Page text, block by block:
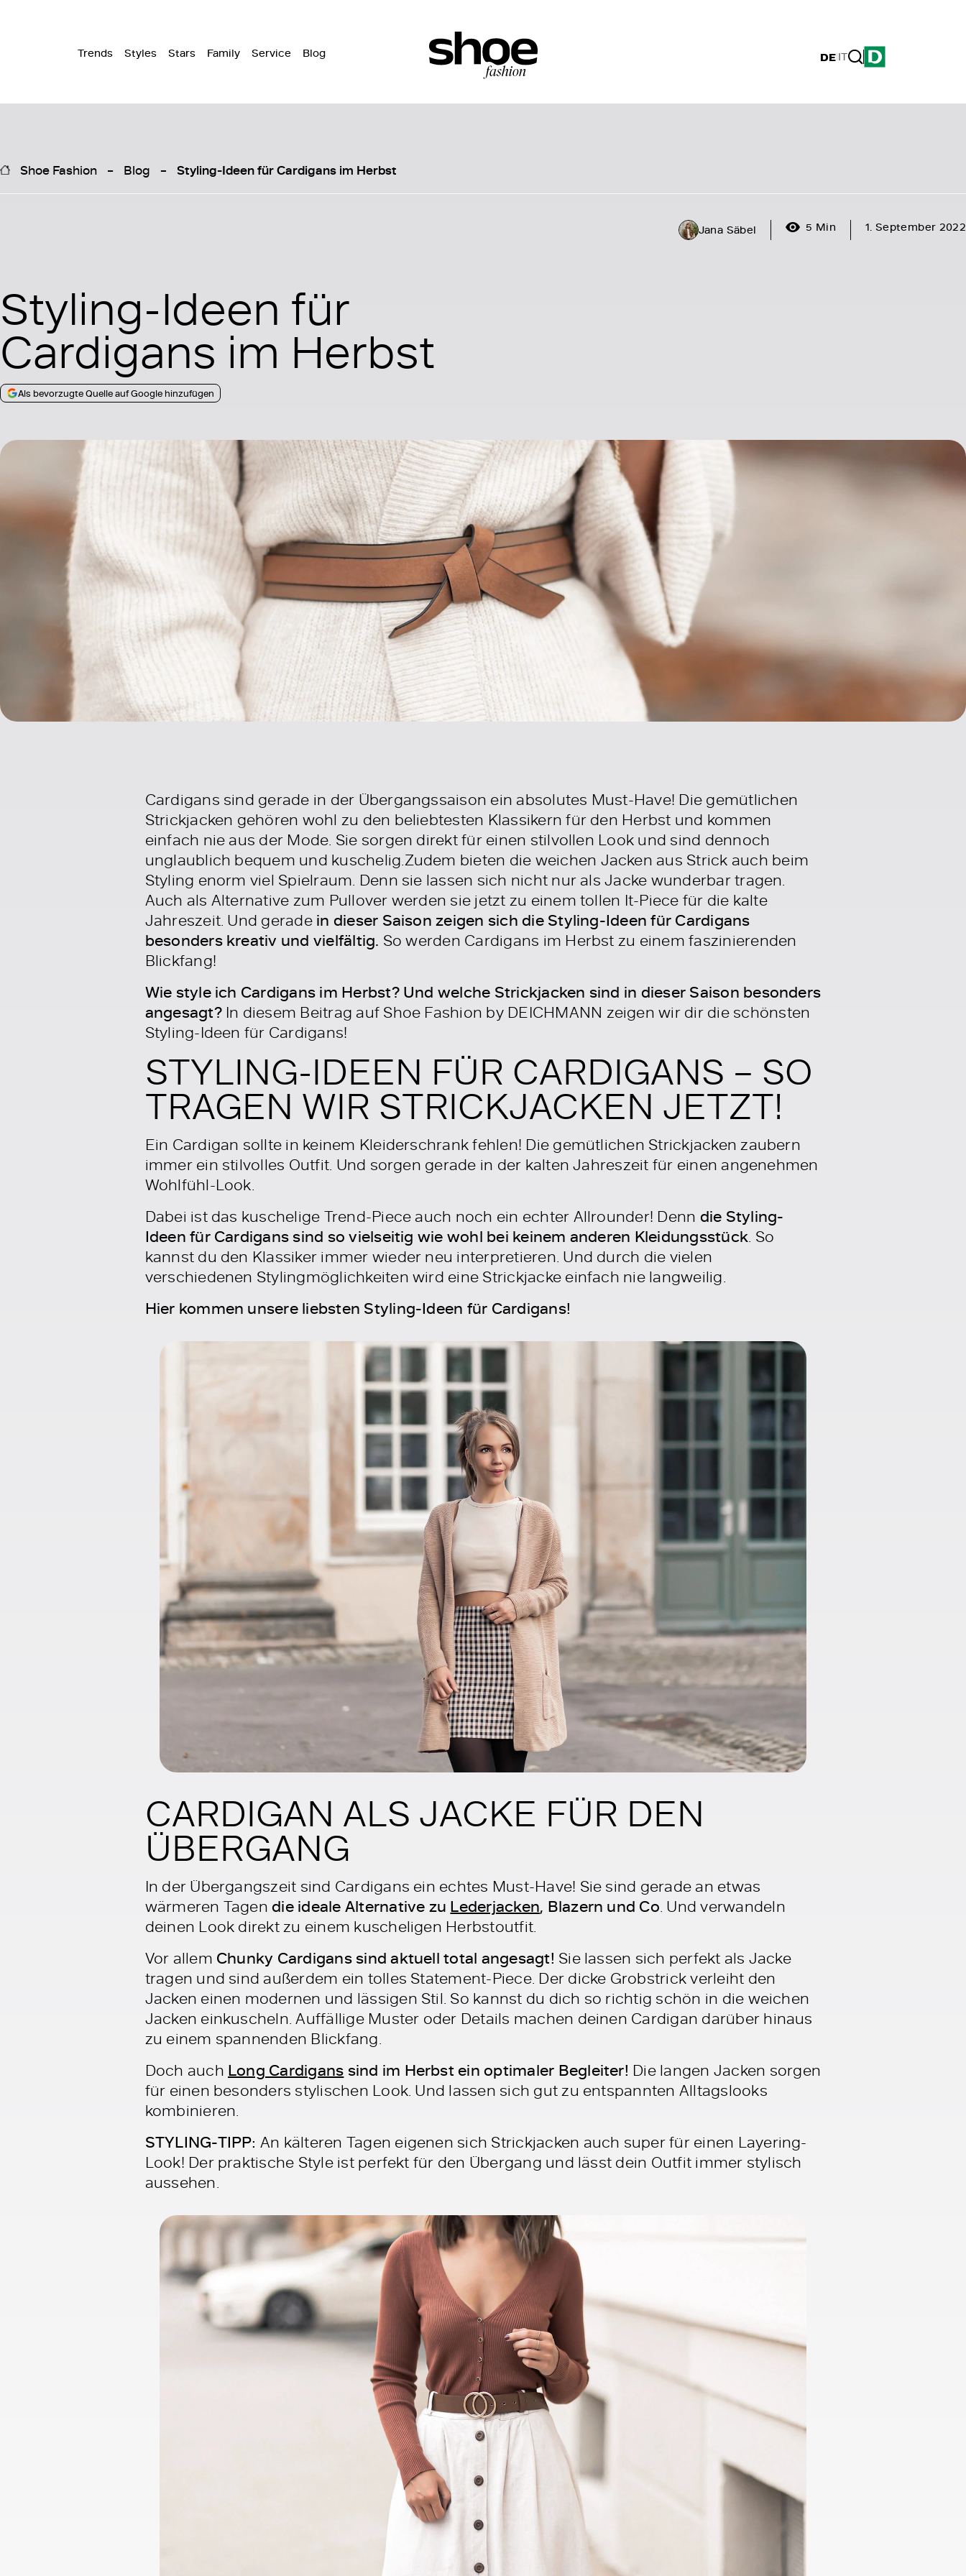
Trends Styles Stars Family Service Blog DE|IT
Shoe Fashion Blog Styling-Ideen für Cardigans im Herbst
Jana Säbel 5 Min 1. September 2022
Styling-Ideen für
Cardigans im Herbst
Als bevorzugte Quelle auf Google hinzufügen
Cardigans sind gerade in der Übergangssaison ein absolutes Must-Have! Die gemütlichen
Strickjacken gehören wohl zu den beliebtesten Klassikern für den Herbst und kommen
einfach nie aus der Mode. Sie sorgen direkt für einen stilvollen Look und sind dennoch
unglaublich bequem und kuschelig.Zudem bieten die weichen Jacken aus Strick auch beim
Styling enorm viel Spielraum. Denn sie lassen sich nicht nur als Jacke wunderbar tragen.
Auch als Alternative zum Pullover werden sie jetzt zu einem tollen It-Piece für die kalte
Jahreszeit. Und gerade in dieser Saison zeigen sich die Styling-Ideen für Cardigans
besonders kreativ und vielfältig. So werden Cardigans im Herbst zu einem faszinierenden
Blickfang!
Wie style ich Cardigans im Herbst? Und welche Strickjacken sind in dieser Saison besonders
angesagt?In diesem Beitrag auf Shoe Fashion by DEICHMANN zeigen wir dir die schönsten
Styling-Ideen für Cardigans!
STYLING-IDEEN FÜR CARDIGANS – SO
TRAGEN WIR STRICKJACKEN JETZT!
Ein Cardigan sollte in keinem Kleiderschrank fehlen! Die gemütlichen Strickjacken zaubern
immer ein stilvolles Outfit. Und sorgen gerade in der kalten Jahreszeit für einen angenehmen
Wohlfühl-Look.
Dabei ist das kuschelige Trend-Piece auch noch ein echter Allrounder! Denn die Styling-
Ideen für Cardigans sind so vielseitig wie wohl bei keinem anderen Kleidungsstück . So
kannst du den Klassiker immer wieder neu interpretieren. Und durch die vielen
verschiedenen Stylingmöglichkeiten wird eine Strickjacke einfach nie langweilig.
Hier kommen unsere liebsten Styling-Ideen für Cardigans!
CARDIGAN ALS JACKE FÜR DEN
ÜBERGANG
In der Übergangszeit sind Cardigans ein echtes Must-Have! Sie sind gerade an etwas
wärmeren Tagendie ideale Alternative zu Lederjacken, Blazern und Co . Und verwandeln
deinen Look direkt zu einem kuscheligen Herbstoutfit.
Vor allem Chunky Cardigans sind aktuell total angesagt! Sie lassen sich perfekt als Jacke
tragen und sind außerdem ein tolles Statement-Piece. Der dicke Grobstrick verleiht den
Jacken einen modernen und lässigen Stil. So kannst du dich so richtig schön in die weichen
Jacken einkuscheln. Auffällige Muster oder Details machen deinen Cardigan darüber hinaus
zu einem spannenden Blickfang.
Doch auch Long Cardigans sind im Herbst ein optimaler Begleiter! Die langen Jacken sorgen
für einen besonders stylischen Look. Und lassen sich gut zu entspannten Alltagslooks
kombinieren.
STYLING-TIPP: An kälteren Tagen eigenen sich Strickjacken auch super für einen Layering-
Look! Der praktische Style ist perfekt für den Übergang und lässt dein Outfit immer stylisch
aussehen.